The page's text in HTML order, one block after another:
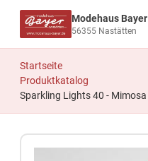
Modehaus Bayer
56355 Nastätten
Startseite
Produktkatalog
Sparkling Lights 40 - Mimosa